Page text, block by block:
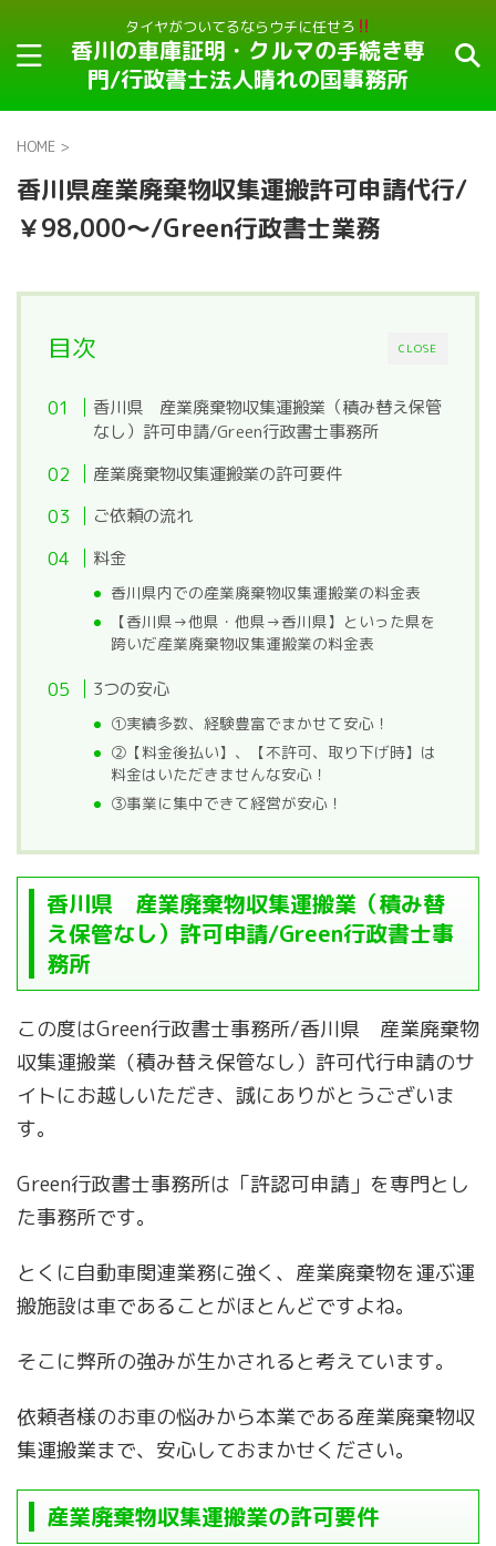
タイヤがついてるならウチに任せろ
香川の車庫証明・クルマの手続き専
門/行政書士法人晴れの国事務所
HOME >
香川県産業廃棄物収集運搬許可申請代行/
￥98,000～/Green行政書士業務
CLOSE
目次
香川県 産業廃棄物収集運搬業（積み替え保管
なし）許可申請/Green行政書士事務所
産業廃棄物収集運搬業の許可要件
ご依頼の流れ
料金
香川県内での産業廃棄物収集運搬業の料金表
【香川県→他県・他県→香川県】といった県を
跨いだ産業廃棄物収集運搬業の料金表
3つの安心
①実績多数、経験豊富でまかせて安心！
②【料金後払い】、【不許可、取り下げ時】は
料金はいただきませんな安心！
③事業に集中できて経営が安心！
香川県 産業廃棄物収集運搬業（積み替
え保管なし）許可申請/Green行政書士事
務所
この度はGreen行政書士事務所/香川県 産業廃棄物
収集運搬業（積み替え保管なし）許可代行申請のサ
イトにお越しいただき、誠にありがとうございま
す。
Green行政書士事務所は「許認可申請」を専門とし
た事務所です。
とくに自動車関連業務に強く、産業廃棄物を運ぶ運
搬施設は車であることがほとんどですよね。
そこに弊所の強みが生かされると考えています。
依頼者様のお車の悩みから本業である産業廃棄物収
集運搬業まで、安心しておまかせください。
産業廃棄物収集運搬業の許可要件